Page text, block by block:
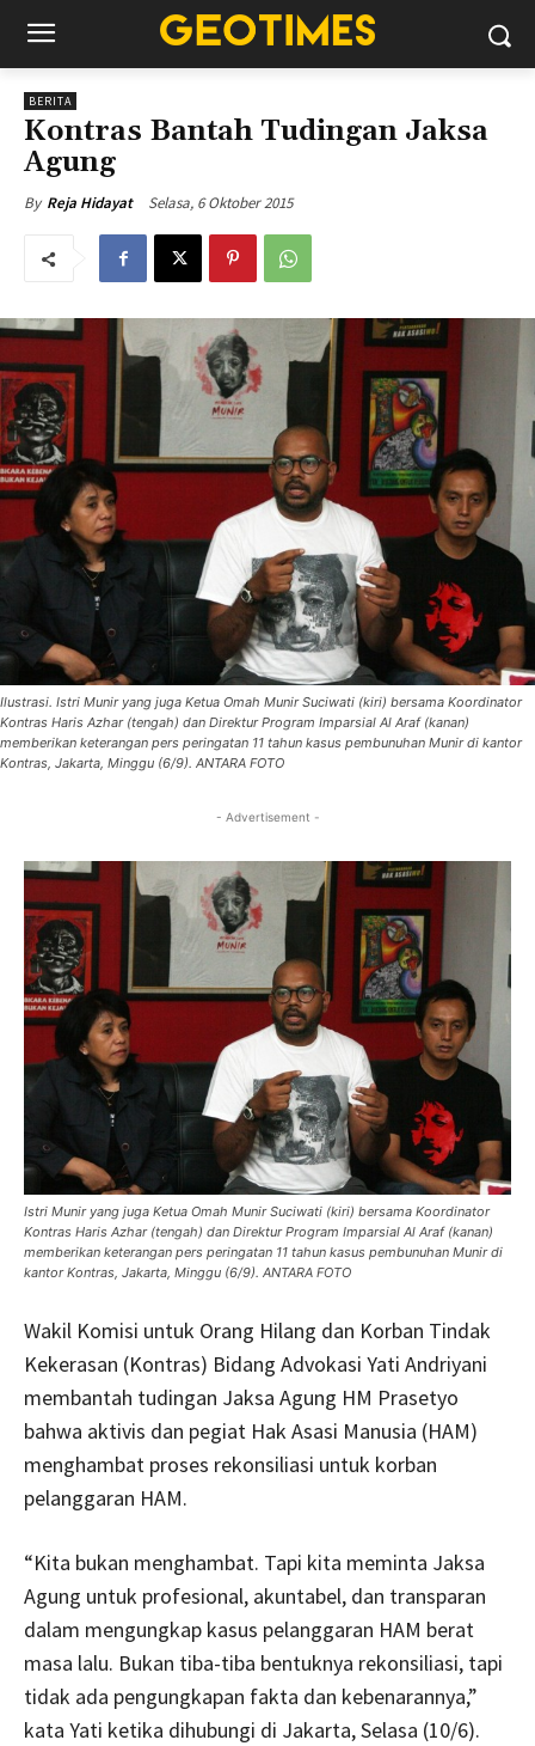
BERITA
Kontras Bantah Tudingan Jaksa
Agung
By Reja Hidayat Selasa, 6 Oktober 2015
Ilustrasi. Istri Munir yang juga Ketua Omah Munir Suciwati (kiri) bersama Koordinator
Kontras Haris Azhar (tengah) dan Direktur Program Imparsial Al Araf (kanan)
memberikan keterangan pers peringatan 11 tahun kasus pembunuhan Munir di kantor
Kontras, Jakarta, Minggu (6/9). ANTARA FOTO
- Advertisement -
Istri Munir yang juga Ketua Omah Munir Suciwati (kiri) bersama Koordinator
Kontras Haris Azhar (tengah) dan Direktur Program Imparsial Al Araf (kanan)
memberikan keterangan pers peringatan 11 tahun kasus pembunuhan Munir di
kantor Kontras, Jakarta, Minggu (6/9). ANTARA FOTO
Wakil Komisi untuk Orang Hilang dan Korban Tindak
Kekerasan (Kontras) Bidang Advokasi Yati Andriyani
membantah tudingan Jaksa Agung HM Prasetyo
bahwa aktivis dan pegiat Hak Asasi Manusia (HAM)
menghambat proses rekonsiliasi untuk korban
pelanggaran HAM.
“Kita bukan menghambat. Tapi kita meminta Jaksa
Agung untuk profesional, akuntabel, dan transparan
dalam mengungkap kasus pelanggaran HAM berat
masa lalu. Bukan tiba-tiba bentuknya rekonsiliasi, tapi
tidak ada pengungkapan fakta dan kebenarannya,”
kata Yati ketika dihubungi di Jakarta, Selasa (10/6).